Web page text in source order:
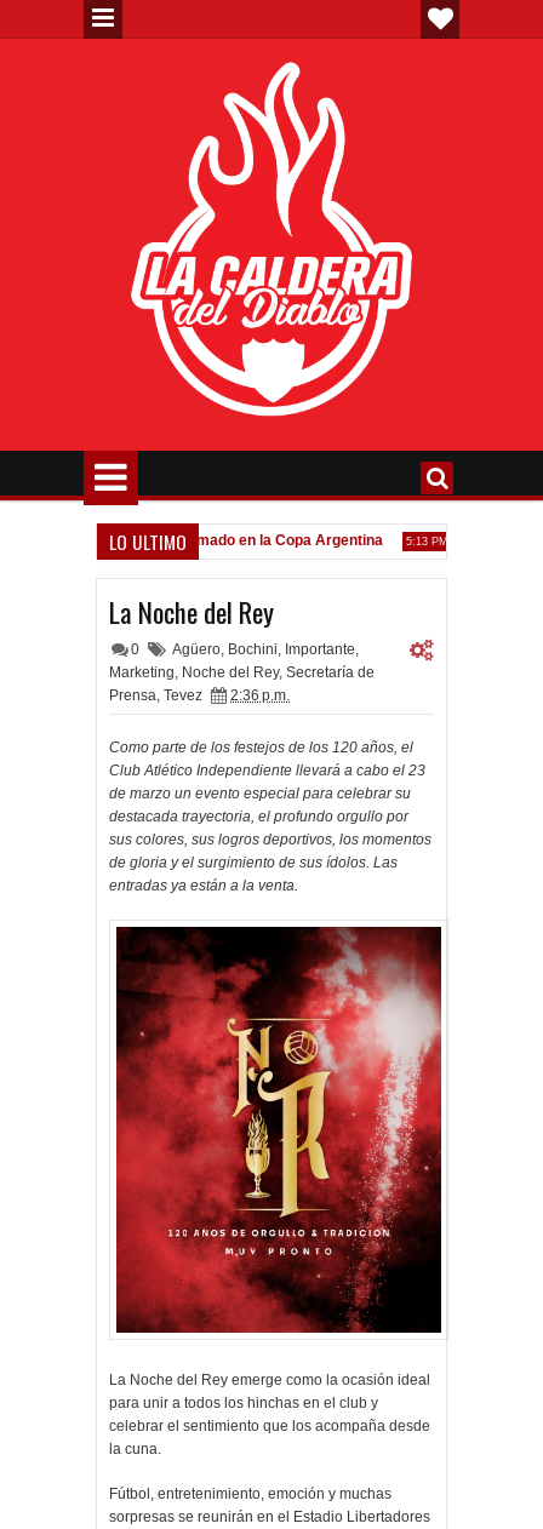
LO ULTIMO
Todo confirmado en la Copa Argentina 5:13 PM Goleada
La Noche del Rey
0 Agüero, Bochini, Importante,
Marketing, Noche del Rey, Secretaría de
Prensa, Tevez 2:36 p.m.
Como parte de los festejos de los 120 años, el
Club Atlético Independiente llevará a cabo el 23
de marzo un evento especial para celebrar su
destacada trayectoria, el profundo orgullo por
sus colores, sus logros deportivos, los momentos
de gloria y el surgimiento de sus ídolos. Las
entradas ya están a la venta.
La Noche del Rey emerge como la ocasión ideal
para unir a todos los hinchas en el club y
celebrar el sentimiento que los acompaña desde
la cuna.
Fútbol, entretenimiento, emoción y muchas
sorpresas se reunirán en el Estadio Libertadores